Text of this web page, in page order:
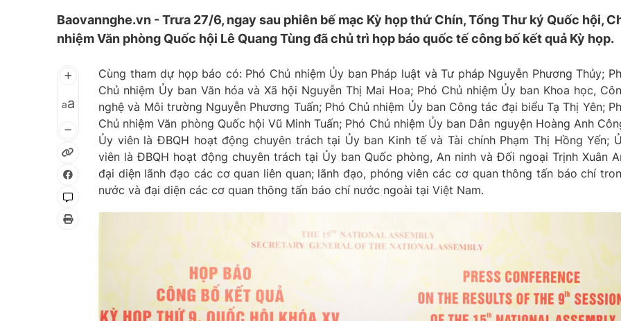
Baovannghe.vn - Trưa 27/6, ngay sau phiên bế mạc Kỳ họp thứ Chín, Tổng Thư ký Quốc hội,
nhiệm Văn phòng Quốc hội Lê Quang Tùng đã chủ trì họp báo quốc tế công bố kết quả Kỳ họp.
aa
Cùng tham dự họp báo có: Phó Chủ nhiệm Ủy ban Pháp luật và Tư pháp Nguyễn Phương Thủy;
Chủ nhiệm Ủy ban Văn hóa và Xã hội Nguyễn Thị Mai Hoa; Phó Chủ nhiệm Ủy ban Khoa học,
nghệ và Môi trường Nguyễn Phương Tuấn; Phó Chủ nhiệm Ủy ban Công tác đại biểu Tạ Thị Yên;
Chủ nhiệm Văn phòng Quốc hội Vũ Minh Tuấn; Phó Chủ nhiệm Ủy ban Dân nguyện Hoàng Anh
Ủy viên là ĐBQH hoạt động chuyên trách tại Ủy ban Kinh tế và Tài chính Phạm Thị Hồng Yến;
viên là ĐBQH hoạt động chuyên trách tại Ủy ban Quốc phòng, An ninh và Đối ngoại Trịnh Xuân
đại diện lãnh đạo các cơ quan liên quan; lãnh đạo, phóng viên các cơ quan thông tấn báo chí
nước và đại diện các cơ quan thông tấn báo chí nước ngoài tại Việt Nam.